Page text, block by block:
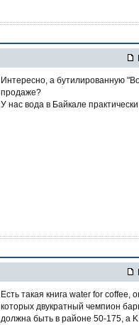
Интересно, а бутилированную
продаже?
У нас вода в Байкале
Есть такая книга water for coffee,
которых двукратный чемпион
должна быть в районе 50-175, а